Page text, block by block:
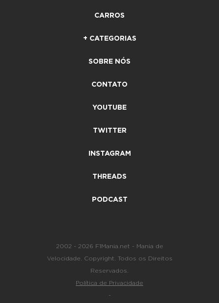
CARROS
+ CATEGORIAS
SOBRE NÓS
CONTATO
YOUTUBE
TWITTER
INSTAGRAM
THREADS
PODCAST
2002 - 2026 F1Mania.net - Mania de
Velocidade. Copyright. Todos os Direitos
Reservados.
Política de Privacidade
-